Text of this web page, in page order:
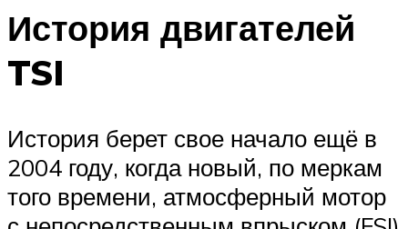
История двигателей
TSI
История берет свое начало ещё в
2004 году, когда новый, по меркам
того времени, атмосферный мотор